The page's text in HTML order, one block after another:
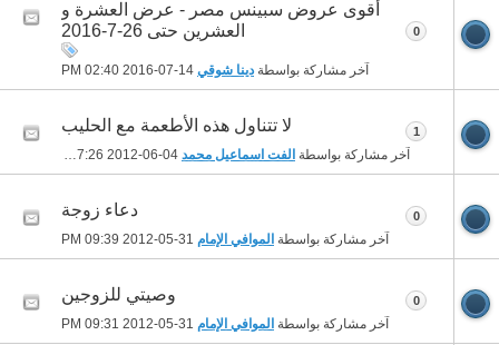
أقوى عروض سبينس مصر - عرض العشرة و
العشرين حتى 26-7-2016
آخر مشاركة بواسطةدينا شوقي 02:40 PM
0
لا تتناول هذه الأطعمة مع الحليب
آخر مشاركة بواسطة الفت اسماعيل محمد 07:26 AM
1
دعاء زوجة
آخر مشاركة بواسطة الموافي الإمام 09:39 PM
0
وصيتي للزوجين
آخر مشاركة بواسطة الموافي الإمام 09:31 PM
0